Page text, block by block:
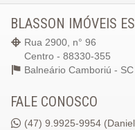
BLASSON IMÓVEIS
Rua 2900, n° 96
Centro - 88330-355
Balneário Camboriú - SC
FALE CONOSCO
(47) 9.9925-9954